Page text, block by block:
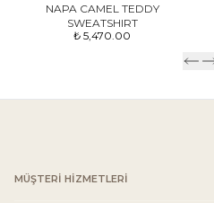
NAPA CAMEL TEDDY
SWEATSHIRT
₺ 5,470.00
MÜŞTERİ HİZMETLERİ